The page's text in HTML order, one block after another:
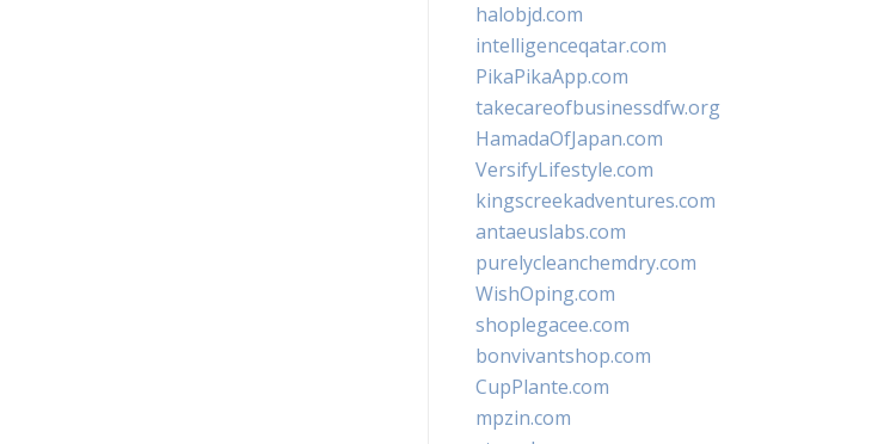
halobjd.com
intelligenceqatar.com
PikaPikaApp.com
takecareofbusinessdfw.org
HamadaOfJapan.com
VersifyLifestyle.com
kingscreekadventures.com
antaeuslabs.com
purelycleanchemdry.com
WishOping.com
shoplegacee.com
bonvivantshop.com
CupPlante.com
mpzin.com